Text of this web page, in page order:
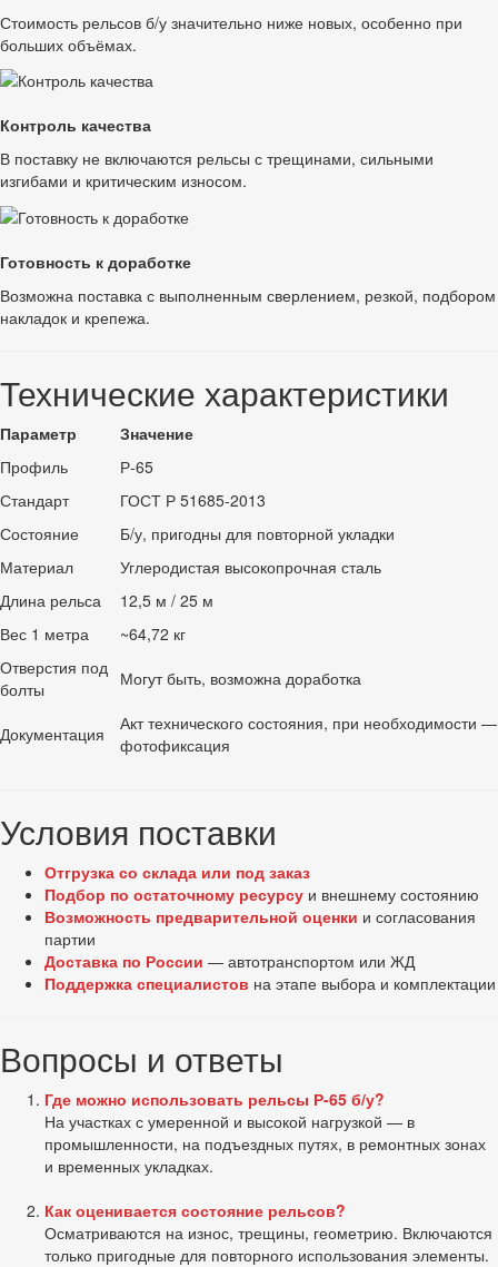
Стоимость рельсов б/у значительно ниже новых, особенно при
больших объёмах.
Контроль качества
В поставку не включаются рельсы с трещинами, сильными
изгибами и критическим износом.
Готовность к доработке
Возможна поставка с выполненным сверлением, резкой, подбором
накладок и крепежа.
Технические характеристики
Параметр
Значение
Профиль
Р-65
Стандарт
ГОСТ Р 51685-2013
Состояние
Б/у, пригодны для повторной укладки
Материал
Углеродистая высокопрочная сталь
Длина рельса
12,5 м / 25 м
Вес 1 метра
~64,72 кг
Отверстия под
болты
Могут быть, возможна доработка
Документация
Акт технического состояния, при необходимости —
фотофиксация
Условия поставки
Отгрузка со склада или под заказ
Подбор по остаточному ресурсу и внешнему состоянию
Возможность предварительной оценки и согласования
партии
Доставка по России — автотранспортом или ЖД
Поддержка специалистов на этапе выбора и комплектации
Вопросы и ответы
Где можно использовать рельсы Р-65 б/у?
На участках с умеренной и высокой нагрузкой — в
промышленности, на подъездных путях, в ремонтных зонах
и временных укладках.
Как оценивается состояние рельсов?
Осматриваются на износ, трещины, геометрию. Включаются
только пригодные для повторного использования элементы.